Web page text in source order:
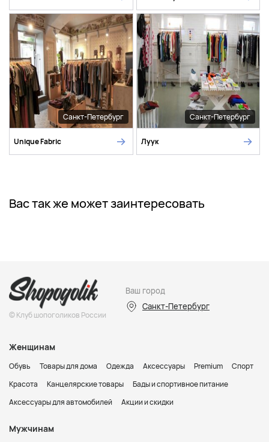
Санкт-Петербург
Unique Fabric
Санкт-Петербург
Луук
Вас так же может заинтересовать
© Клуб шопоголиков России
Ваш город
Санкт-Петербург
Женщинам
Обувь Товары для дома Одежда Аксессуары Premium
Спорт
Красота
Канцелярские товары
Бады и спортивное питание
Аксессуары для автомобилей
Акции и скидки
Мужчинам